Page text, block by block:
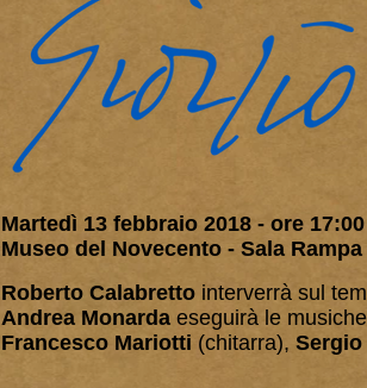
Martedì 13 febbraio 2018 - ore 17:00
Museo del Novecento - Sala Rampa
Roberto Calabretto interverrà sul
Andrea Monarda eseguirà le
Francesco Mariotti (chitarra),